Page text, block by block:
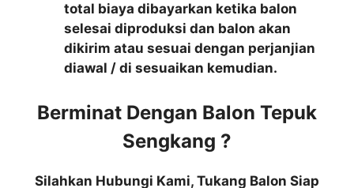
total biaya dibayarkan ketika balon
selesai diproduksi dan balon akan
dikirim atau sesuai dengan perjanjian
diawal / di sesuaikan kemudian.
Berminat Dengan Balon Tepuk
Sengkang ?
Silahkan Hubungi Kami, Tukang Balon Siap